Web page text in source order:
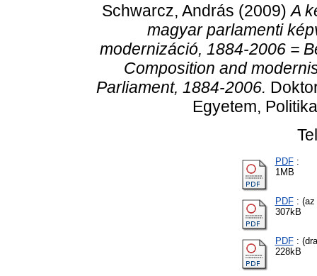
Schwarcz, András (2009)A
magyar parlamenti
modernizáció, 1884-2006 =
Composition and
Parliament, 1884-2006.
Egyetem,
PDF:
1MB
PDF: (az
307kB
PDF:
228kB